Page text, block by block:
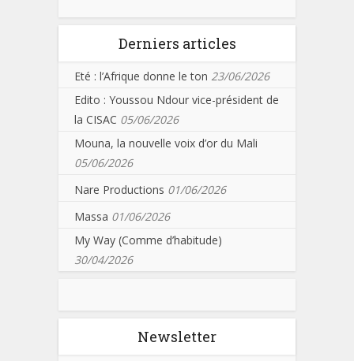
Derniers articles
Eté : l’Afrique donne le ton 23/06/2026
Edito : Youssou Ndour vice-président de
la CISAC 05/06/2026
Mouna, la nouvelle voix d’or du Mali
05/06/2026
Nare Productions 01/06/2026
Massa 01/06/2026
My Way (Comme d’habitude)
30/04/2026
Newsletter